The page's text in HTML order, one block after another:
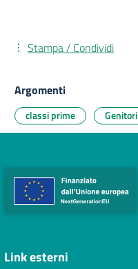
Stampa / Condividi
Argomenti
classi prime Genitori
Link esterni